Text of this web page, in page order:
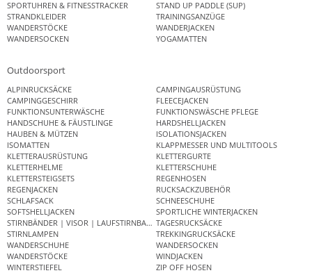
SPORTUHREN & FITNESSTRACKER
STAND UP PADDLE (SUP)
STRANDKLEIDER
TRAININGSANZÜGE
WANDERSTÖCKE
WANDERJACKEN
WANDERSOCKEN
YOGAMATTEN
Outdoorsport
ALPINRUCKSÄCKE
CAMPINGAUSRÜSTUNG
CAMPINGGESCHIRR
FLEECEJACKEN
FUNKTIONSUNTERWÄSCHE
FUNKTIONSWÄSCHE PFLEGE
HANDSCHUHE & FÄUSTLINGE
HARDSHELLJACKEN
HAUBEN & MÜTZEN
ISOLATIONSJACKEN
ISOMATTEN
KLAPPMESSER UND MULTITOOLS
KLETTERAUSRÜSTUNG
KLETTERGURTE
KLETTERHELME
KLETTERSCHUHE
KLETTERSTEIGSETS
REGENHOSEN
REGENJACKEN
RUCKSACKZUBEHÖR
SCHLAFSACK
SCHNEESCHUHE
SOFTSHELLJACKEN
SPORTLICHE WINTERJACKEN
STIRNBÄNDER | VISOR | LAUFSTIRNBANDTAGESRUCKSÄCKE
STIRNLAMPEN
TREKKINGRUCKSÄCKE
WANDERSCHUHE
WANDERSOCKEN
WANDERSTÖCKE
WINDJACKEN
WINTERSTIEFEL
ZIP OFF HOSEN